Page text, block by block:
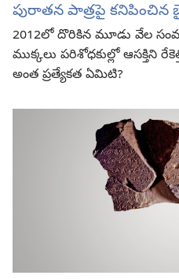
పురాతన పాత్రపై కనిపించిన
2012⁠లో దొరికిన మూడు వేల
ముక్కలు పరిశోధకుల్లో ఆసక్తిని
అంత ప్రత్యేకత ఏమిటి?